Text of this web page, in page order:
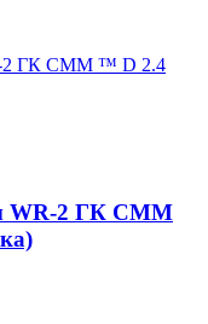
WR-2 ГК СММ